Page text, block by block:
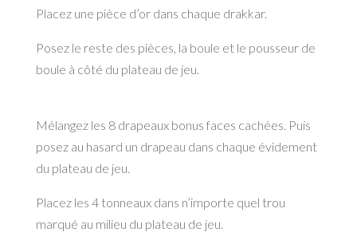
Placez une pièce d’or dans chaque drakkar.
Posez le reste des pièces, la boule et le pousseur de
boule à côté du plateau de jeu.
Mélangez les 8 drapeaux bonus faces cachées. Puis
posez au hasard un drapeau dans chaque évidement
du plateau de jeu.
Placez les 4 tonneaux dans n’importe quel trou
marqué au milieu du plateau de jeu.